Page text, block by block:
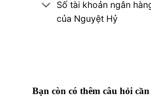
Số tài khoản ngân
của Nguyệt Hỷ
Bạn còn có thêm câu hỏi